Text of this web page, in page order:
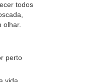
todos
olhar.
perto
vida.